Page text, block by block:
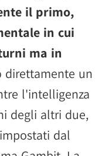
il primo,
in cui
ma in
direttamente un
l'intelligenza
degli altri due,
dal